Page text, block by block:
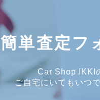
簡単査定フ
Car Shop IKKI
ご自宅にいてもいつ